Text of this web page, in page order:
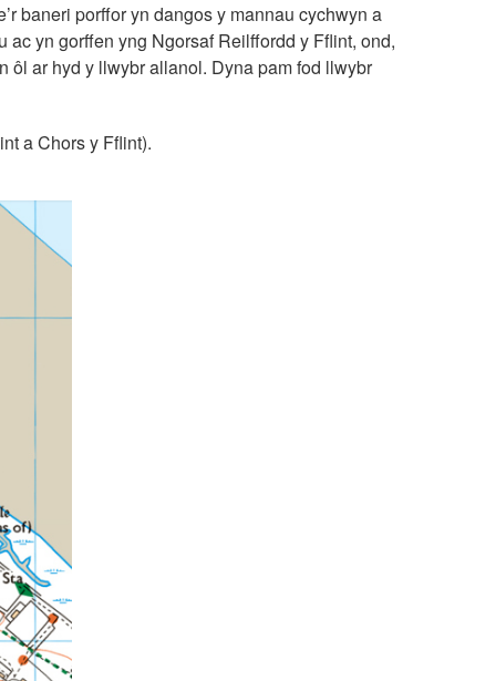
baneri porffor yn dangos y mannau cychwyn a
ac yn gorffen yng Ngorsaf Reilffordd y Fflint, ond,
ôl ar hyd y llwybr allanol. Dyna pam fod llwybr
a Chors y Fflint).